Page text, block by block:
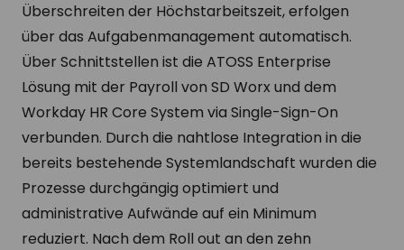
Überschreiten der Höchstarbeitszeit, erfolgen
über das Aufgabenmanagement automatisch.
Über Schnittstellen ist die ATOSS Enterprise
Lösung mit der Payroll von SD Worx und dem
Workday HR Core System via Single-Sign-On
verbunden. Durch die nahtlose Integration in die
bereits bestehende Systemlandschaft wurden die
Prozesse durchgängig optimiert und
administrative Aufwände auf ein Minimum
reduziert. Nach dem Roll out an den zehn